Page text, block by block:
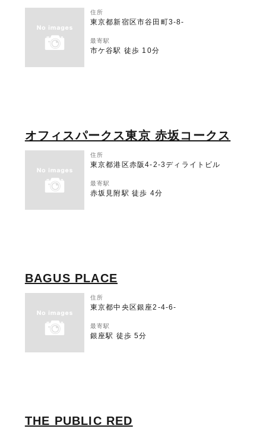
住所
東京都新宿区市谷田町3-8-
最寄駅
市ケ谷駅 徒歩 10分
オフィスパークス東京 赤坂コークス
住所
東京都港区赤阪4-2-3ディライトビル
最寄駅
赤坂見附駅 徒歩 4分
BAGUS PLACE
住所
東京都中央区銀座2-4-6-
最寄駅
銀座駅 徒歩 5分
THE PUBLIC RED